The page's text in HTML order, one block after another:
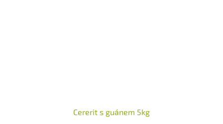
Cererit s guánem 5kg